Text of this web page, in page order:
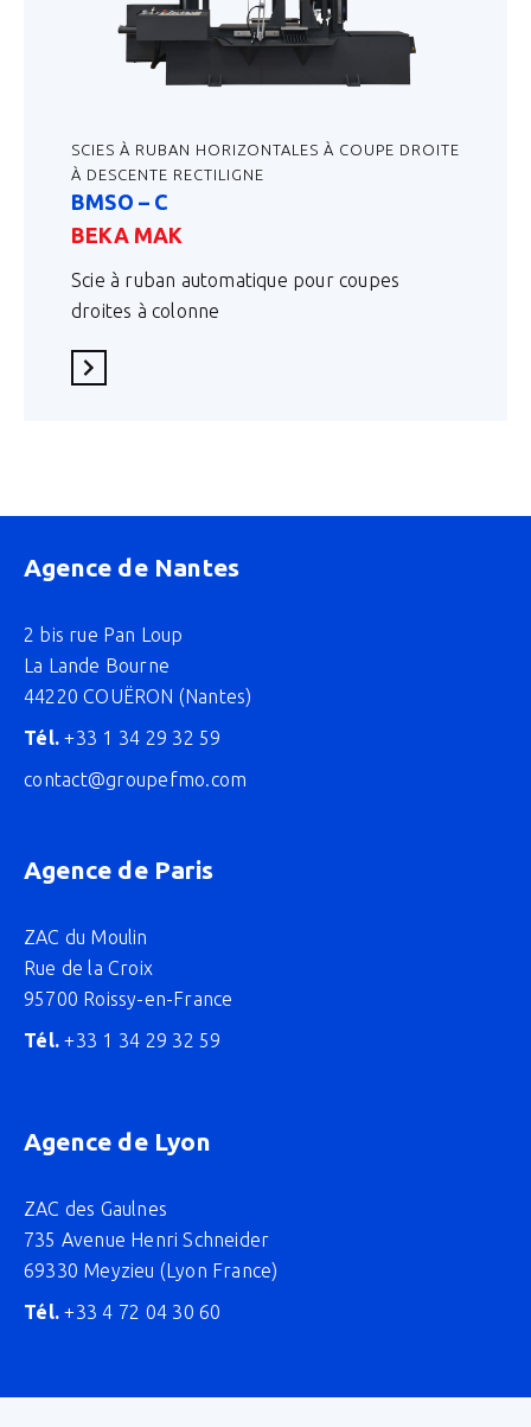
SCIES À RUBAN HORIZONTALES À COUPE DROITE
À DESCENTE RECTILIGNE
BMSO – C
BEKA MAK
Scie à ruban automatique pour coupes
droites à colonne
En savoir plus
Agence de Nantes
2 bis rue Pan Loup
La Lande Bourne
44220 COUËRON (Nantes)
Tél. +33 1 34 29 32 59
contact@groupefmo.com
Agence de Paris
ZAC du Moulin
Rue de la Croix
95700 Roissy-en-France
Tél. +33 1 34 29 32 59
Agence de Lyon
ZAC des Gaulnes
735 Avenue Henri Schneider
69330 Meyzieu (Lyon France)
Tél. +33 4 72 04 30 60